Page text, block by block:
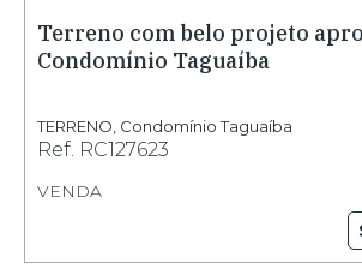
Terreno com belo projeto
Condomínio Taguaíba
TERRENO Condomínio Taguaíba
Ref. RC127623
VENDA